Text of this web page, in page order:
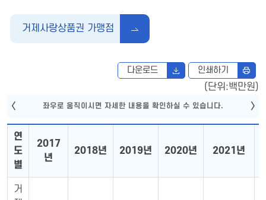
거제사랑상품권 가맹점
다운로드 인쇄하기
(단위:백만원)
연
도
별
2017
년
2018년 2019년 2020년 2021년
거